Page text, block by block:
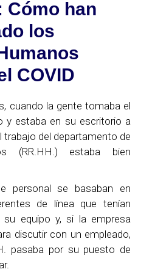
Cómo han
los
COVID
cuando la gente tomaba el
y estaba en su escritorio a
trabajo del departamento de
(RR.HH.) estaba bien
personal se basaban en
de línea que tenían
equipo y, si la empresa
discutir con un empleado,
pasaba por su puesto de